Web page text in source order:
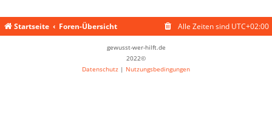
Startseite Foren-Übersicht Alle Zeiten sind UTC+02:00
gewusst-wer-hilft.de
2022©
Datenschutz | Nutzungsbedingungen